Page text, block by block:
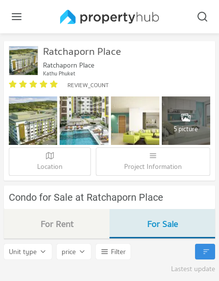
Ratchaporn Place
Ratchaporn Place
Kathu Phuket
REVIEW_COUNT
5 picture
Location Project Information
Condo for Sale at Ratchaporn Place
For Rent For Sale
Unit type price
Filter
Lastest update